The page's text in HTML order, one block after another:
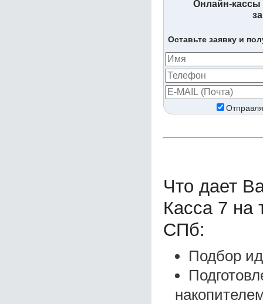
Онлайн-
Оставьте заявку и
Что дает
Касса 7 на
СПб:
Подбор